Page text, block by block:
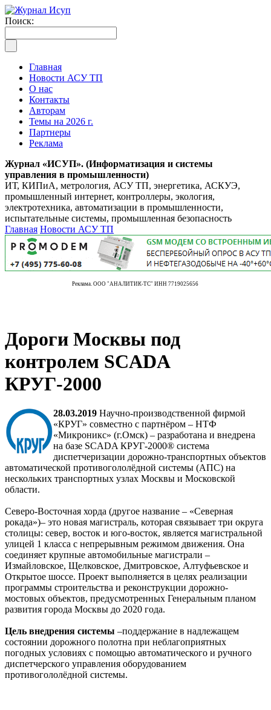
Поиск:
Главная
Новости АСУ ТП
О нас
Контакты
Авторам
Темы на 2026 г.
Партнеры
Реклама
Журнал «ИСУП». (Информатизация и системы
управления в промышленности)
ИТ, КИПиА, метрология, АСУ ТП, энергетика, АСКУЭ,
промышленный интернет, контроллеры, экология,
электротехника, автоматизации в промышленности,
испытательные системы, промышленная безопасность
Главная Новости АСУ ТП
Реклама. ООО "АНАЛИТИК-ТС" ИНН 7719025656
Дороги Москвы под
контролем SCADA
КРУГ-2000
28.03.2019 Научно-производственной фирмой
«КРУГ» совместно с партнёром – НТФ
«Микроникс» (г.Омск) – разработана и внедрена
на базе SCADA КРУГ-2000® система
диспетчеризации дорожно-транспортных объектов
автоматической противогололёдной системы (АПС) на
нескольких транспортных узлах Москвы и Московской
области.
Северо-Восточная хорда (другое название – «Северная
рокада»)– это новая магистраль, которая связывает три округа
столицы: север, восток и юго-восток, является магистральной
улицей 1 класса с непрерывным режимом движения. Она
соединяет крупные автомобильные магистрали –
Измайловское, Щелковское, Дмитровское, Алтуфьевское и
Открытое шоссе. Проект выполняется в целях реализации
программы строительства и реконструкции дорожно-
мостовых объектов, предусмотренных Генеральным планом
развития города Москвы до 2020 года.
Цель внедрения системы –поддержание в надлежащем
состоянии дорожного полотна при неблагоприятных
погодных условиях с помощью автоматического и ручного
диспетчерского управления оборудованием
противогололёдной системы.